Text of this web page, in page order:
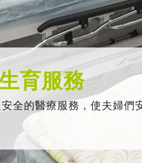
育服務
全的醫療服務，使夫婦